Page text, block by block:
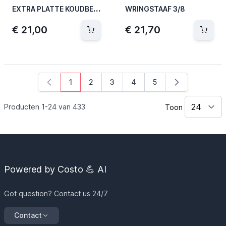
E
XTRA PLATTE KOUDBEITEL 235MM
€ 21,00
WRINGSTAAF 3/8
€ 21,70
Producten 1-24 van 433
U lees momenteel pagina
1 Pagina
2 Pagina
3 Pagina
4 Pagina
5
Toon
Powered by Costo 💪 AI
Got question? Contact us 24/7
Contact